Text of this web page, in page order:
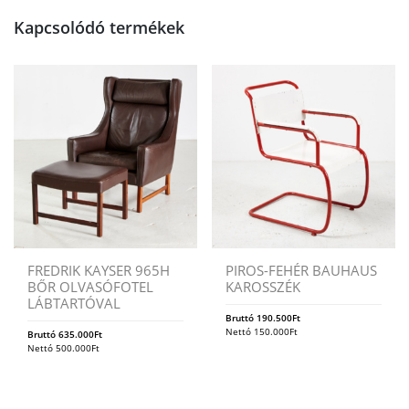
Kapcsolódó termékek
FREDRIK KAYSER 965H
BŐR OLVASÓFOTEL
LÁBTARTÓVAL
Bruttó 635.000Ft
Nettó 500.000Ft
PIROS-FEHÉR BAUHAUS
KAROSSZÉK
Bruttó 190.500Ft
Nettó 150.000Ft